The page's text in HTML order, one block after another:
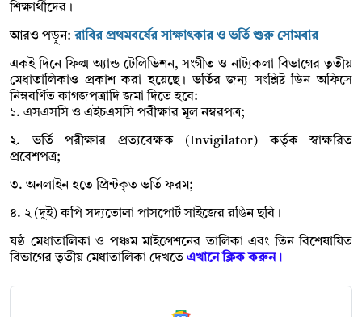
শিক্ষার্থীদের।
আরও পড়ুন:রাবির প্রথমবর্ষের সাক্ষাৎকার ও ভর্তি শুরু সোমবার
একই দিনে ফিল্ম অ্যান্ড টেলিভিশন, সংগীত ও নাট্যকলা বিভাগের তৃতীয়
মেধাতালিকাও প্রকাশ করা হয়েছে। ভর্তির জন্য সংশ্লিষ্ট ডিন অফিসে
নিম্নবর্ণিত কাগজপত্রাদি জমা দিতে হবে:
১. এসএসসি ও এইচএসসি পরীক্ষার মূল নম্বরপত্র;
২. ভর্তি পরীক্ষার প্রত্যবেক্ষক (Invigilator) কর্তৃক স্বাক্ষরিত
প্রবেশপত্র;
৩. অনলাইন হতে প্রিন্টকৃত ভর্তি ফরম;
৪. ২ (দুই) কপি সদ্যতোলা পাসপোর্ট সাইজের রঙিন ছবি।
ষষ্ঠ মেধাতালিকা ও পঞ্চম মাইগ্রেশনের তালিকা এবং তিন বিশেষায়িত
বিভাগের তৃতীয় মেধাতালিকা দেখতে এখানে ক্লিক করুন।